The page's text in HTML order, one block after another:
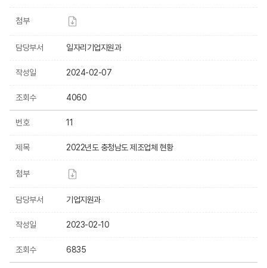
첨부
담당부서 일자리기업지원과
작성일 2024-02-07
조회수 4060
번호 11
제목 2022년도 충청남도 제조업체 현황
첨부
담당부서 기업지원과
작성일 2023-02-10
조회수 6835